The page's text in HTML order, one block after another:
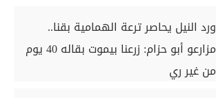
ورد النيل يحاصر ترعة الهمامية بقنا..
مزارعو أبو حزام: زرعنا بيموت بقاله 40 يوم
من غير ري